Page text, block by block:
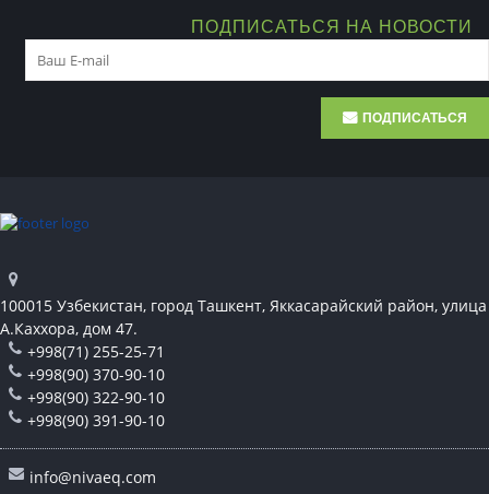
ПОДПИСАТЬСЯ НА НОВОСТИ
ПОДПИСАТЬСЯ
100015 Узбекистан, город Ташкент, Яккасарайский район, улица
А.Каххора, дом 47.
+998(71) 255-25-71
+998(90) 370-90-10
+998(90) 322-90-10
+998(90) 391-90-10
info@nivaeq.com